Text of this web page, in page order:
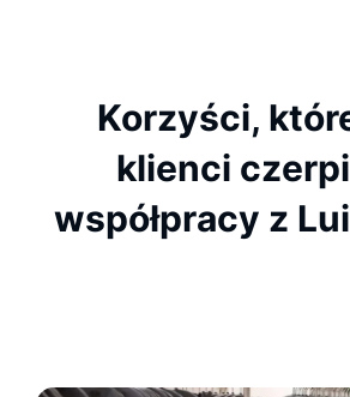
Korzyści,
klienci
współpracy z